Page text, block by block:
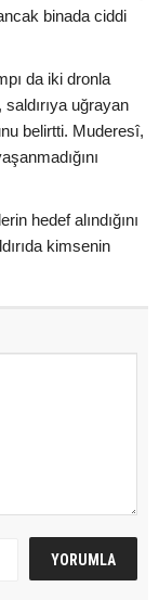
binada ciddi
da iki dronla
uğrayan
belirtti. Muderesî,
hedef alındığını
kimsenin